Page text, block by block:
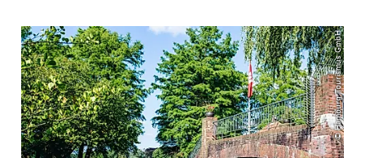
© Hamburg Tourismus GmbH